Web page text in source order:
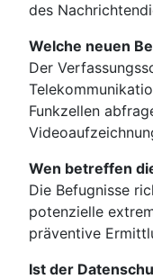
des
Welche neuen
Der
Funkzellen
Wen betreffen
Die Befugnisse
potenzielle
präventive
Ist der